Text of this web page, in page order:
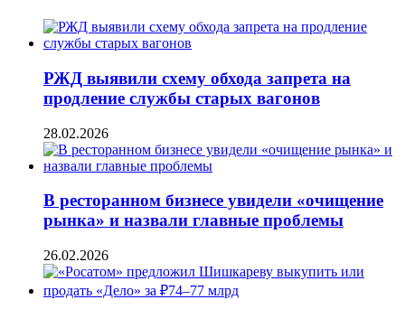
РЖД выявили схему обхода запрета на
продление службы старых вагонов
28.02.2026
В ресторанном бизнесе увидели «очищение
рынка» и назвали главные проблемы
26.02.2026